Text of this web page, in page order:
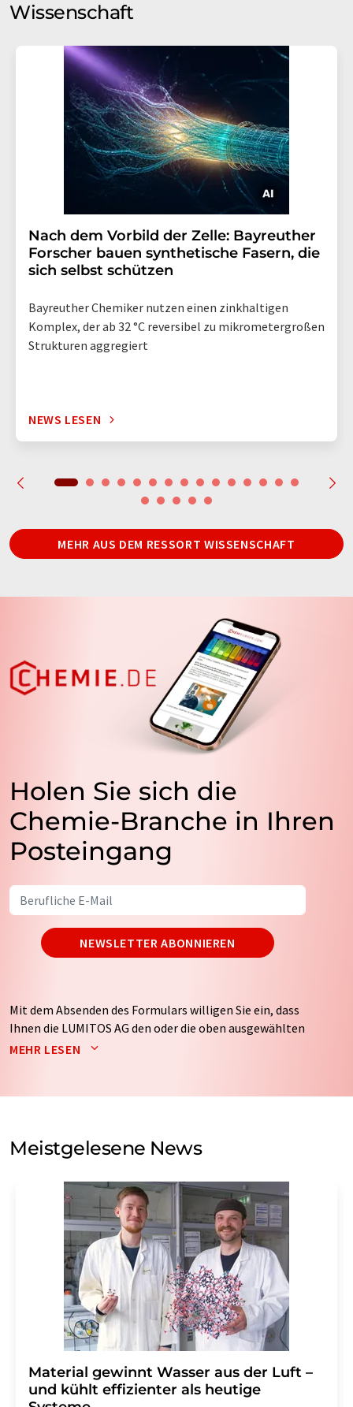
Wissenschaft
Nach dem Vorbild der Zelle: Bayreuther
Forscher bauen synthetische Fasern, die
sich selbst schützen
Bayreuther Chemiker nutzen einen zinkhaltigen
Komplex, der ab 32 °C reversibel zu mikrometergroßen
Strukturen aggregiert
NEWS LESEN
MEHR AUS DEM RESSORT WISSENSCHAFT
Holen Sie sich die
Chemie-Branche in Ihren
Posteingang
NEWSLETTER ABONNIEREN
Mit dem Absenden des Formulars willigen Sie ein, dass
Ihnen die LUMITOS AG den oder die oben ausgewählten
Newsletter per E-Mail zusendet. Ihre Daten werden
auf Basis unsererDatenschutzerklärung. LUMITOS darf
Meinungsforschung per E-Mail kontaktieren. Ihre
Einwilligung können Sie jederzeit ohne Angabe von
Str. 2, 12489 Berlin oder per E-Mail unter
widerruf@lumitos.commit Wirkung für die Zukunft
widerrufen. Zudem ist in jeder E-Mail ein Link zur
Abbestellung des entsprechenden Newsletters
enthalten.
MEHR LESEN
Meistgelesene News
Material gewinnt Wasser aus der Luft –
und kühlt effizienter als heutige